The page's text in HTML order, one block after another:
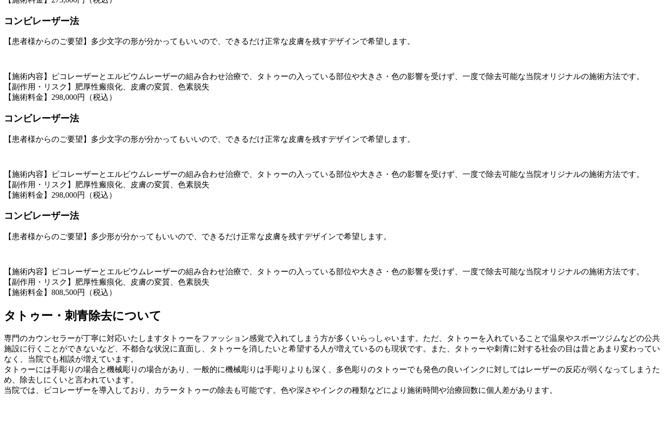
コンビレーザー法
【患者様からのご要望】多少文字の形が分かってもいいので、できるだけ正常な皮膚を残すデザインで希望します。
【施術内容】ピコレーザーとエルビウムレーザーの組み合わせ治療で、タトゥーの入っている部位や大きさ・色の影響を受けず、一度で除去可能な当院オリジナルの施術方法です。
【副作用・リスク】肥厚性瘢痕化、皮膚の変質、色素脱失
【施術料金】298,000円（税込）
コンビレーザー法
【患者様からのご要望】多少文字の形が分かってもいいので、できるだけ正常な皮膚を残すデザインで希望します。
【施術内容】ピコレーザーとエルビウムレーザーの組み合わせ治療で、タトゥーの入っている部位や大きさ・色の影響を受けず、一度で除去可能な当院オリジナルの施術方法です。
【副作用・リスク】肥厚性瘢痕化、皮膚の変質、色素脱失
【施術料金】298,000円（税込）
コンビレーザー法
【患者様からのご要望】多少形が分かってもいいので、できるだけ正常な皮膚を残すデザインで希望します。
【施術内容】ピコレーザーとエルビウムレーザーの組み合わせ治療で、タトゥーの入っている部位や大きさ・色の影響を受けず、一度で除去可能な当院オリジナルの施術方法です。
【副作用・リスク】肥厚性瘢痕化、皮膚の変質、色素脱失
【施術料金】808,500円（税込）
タトゥー・刺青除去について
専門のカウンセラーが丁寧に対応いたしますタトゥーをファッション感覚で入れてしまう方が多くいらっしゃいます。ただ、タトゥーを入れていることで温泉やスポーツジムなどの公共
施設に行くことができないなど、不都合な状況に直面し、タトゥーを消したいと希望する人が増えているのも現状です。また、タトゥーや刺青に対する社会の目は昔とあまり変わってい
なく、当院でも相談が増えています。
タトゥーには手彫りの場合と機械彫りの場合があり、一般的に機械彫りは手彫りよりも深く、多色彫りのタトゥーでも発色の良いインクに対してはレーザーの反応が弱くなってしまうた
め、除去しにくいと言われています。
当院では、ピコレーザーを導入しており、カラータトゥーの除去も可能です。色や深さやインクの種類などにより施術時間や治療回数に個人差があります。